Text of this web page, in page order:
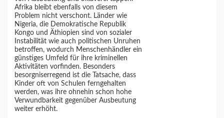
Afrika bleibt ebenfalls von diesem
Problem nicht verschont. Länder wie
Nigeria, die Demokratische Republik
Kongo und Äthiopien sind von sozialer
Instabilität wie auch politischen Unruhen
betroffen, wodurch Menschenhändler ein
günstiges Umfeld für ihre kriminellen
Aktivitäten vorfinden. Besonders
besorgniserregend ist die Tatsache, dass
Kinder oft von Schulen ferngehalten
werden, was ihre ohnehin schon hohe
Verwundbarkeit gegenüber Ausbeutung
weiter erhöht.